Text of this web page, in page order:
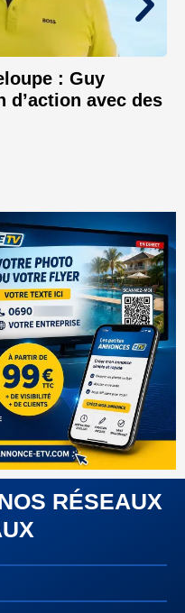
: Guy
d’action avec des
RÉSEAUX